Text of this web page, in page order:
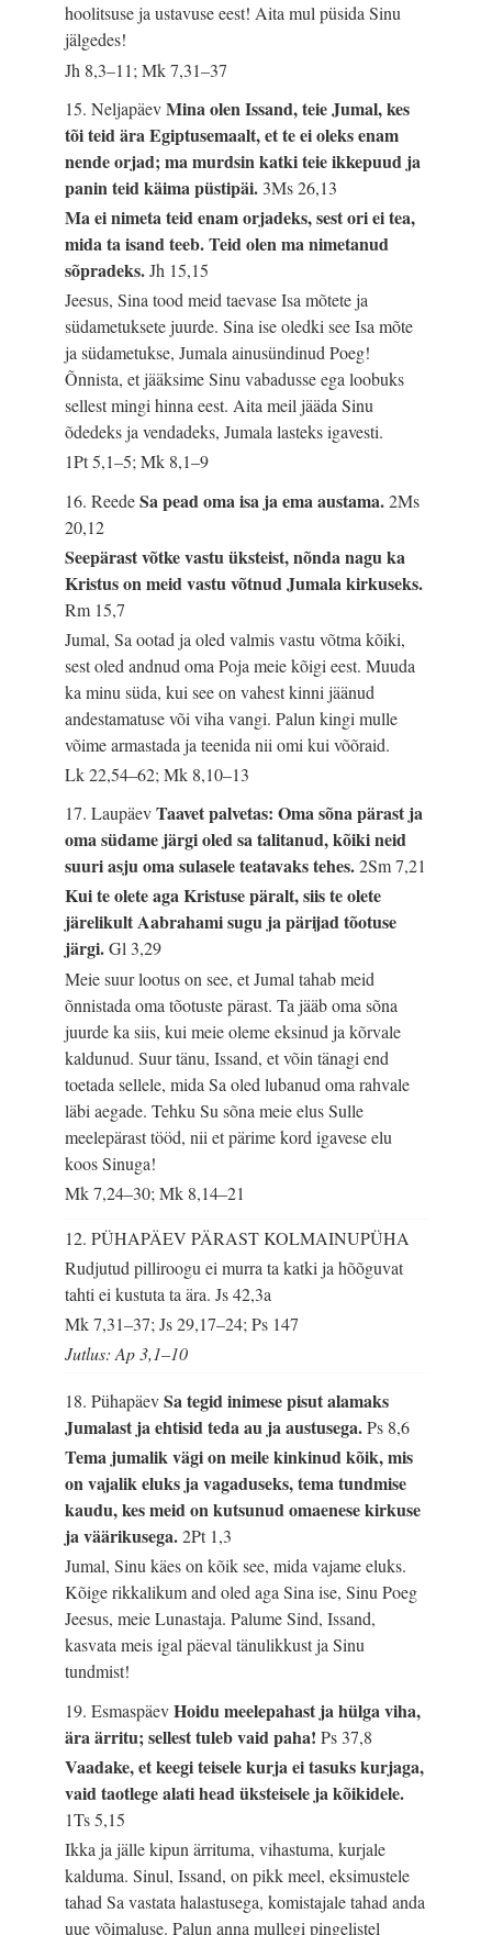
hoolitsuse ja ustavuse eest! Aita mul püsida Sinu
jälgedes!
Jh 8,3–11; Mk 7,31–37
15. NeljapäevMina olen Issand, teie Jumal, kes
tõi teid ära Egiptusemaalt, et te ei oleks enam
nende orjad; ma murdsin katki teie ikkepuud ja
panin teid käima püstipäi. 3Ms 26,13
Ma ei nimeta teid enam orjadeks, sest ori ei tea,
mida ta isand teeb. Teid olen ma nimetanud
sõpradeks.Jh 15,15
Jeesus, Sina tood meid taevase Isa mõtete ja
südametuksete juurde. Sina ise oledki see Isa mõte
ja südametukse, Jumala ainusündinud Poeg!
Õnnista, et jääksime Sinu vabadusse ega loobuks
sellest mingi hinna eest. Aita meil jääda Sinu
õdedeks ja vendadeks, Jumala lasteks igavesti.
1Pt 5,1–5; Mk 8,1–9
16. ReedeSa pead oma isa ja ema austama.2Ms
20,12
Seepärast võtke vastu üksteist, nõnda nagu ka
Kristus on meid vastu võtnud Jumala kirkuseks.
Rm 15,7
Jumal, Sa ootad ja oled valmis vastu võtma kõiki,
sest oled andnud oma Poja meie kõigi eest. Muuda
ka minu süda, kui see on vahest kinni jäänud
andestamatuse või viha vangi. Palun kingi mulle
võime armastada ja teenida nii omi kui võõraid.
Lk 22,54–62; Mk 8,10–13
17. LaupäevTaavet palvetas: Oma sõna pärast ja
oma südame järgi oled sa talitanud, kõiki neid
suuri asju oma sulasele teatavaks tehes.2Sm 7,21
Kui te olete aga Kristuse päralt, siis te olete
järelikult Aabrahami sugu ja pärijad tõotuse
järgi.Gl 3,29
Meie suur lootus on see, et Jumal tahab meid
õnnistada oma tõotuste pärast. Ta jääb oma sõna
juurde ka siis, kui meie oleme eksinud ja kõrvale
kaldunud. Suur tänu, Issand, et võin tänagi end
toetada sellele, mida Sa oled lubanud oma rahvale
läbi aegade. Tehku Su sõna meie elus Sulle
meelepärast tööd, nii et pärime kord igavese elu
koos Sinuga!
Mk 7,24–30; Mk 8,14–21
12. PÜHAPÄEV PÄRAST KOLMAINUPÜHA
Rudjutud pilliroogu ei murra ta katki ja hõõguvat
tahti ei kustuta ta ära.Js 42,3a
Mk 7,31–37; Js 29,17–24; Ps 147
Jutlus: Ap 3,1–10
18. PühapäevSa tegid inimese pisut alamaks
Jumalast ja ehtisid teda au ja austusega.Ps 8,6
Tema jumalik vägi on meile kinkinud kõik, mis
on vajalik eluks ja vagaduseks, tema tundmise
kaudu, kes meid on kutsunud omaenese kirkuse
ja väärikusega.2Pt 1,3
Jumal, Sinu käes on kõik see, mida vajame eluks.
Kõige rikkalikum and oled aga Sina ise, Sinu Poeg
Jeesus, meie Lunastaja. Palume Sind, Issand,
kasvata meis igal päeval tänulikkust ja Sinu
tundmist!
19. EsmaspäevHoidu meelepahast ja hülga viha,
ära ärritu; sellest tuleb vaid paha!Ps 37,8
Vaadake, et keegi teisele kurja ei tasuks kurjaga,
vaid taotlege alati head üksteisele ja kõikidele.
1Ts 5,15
Ikka ja jälle kipun ärrituma, vihastuma, kurjale
kalduma. Sinul, Issand, on pikk meel, eksimustele
tahad Sa vastata halastusega, komistajale tahad anda
uue võimaluse. Palun anna mullegi pingelistel